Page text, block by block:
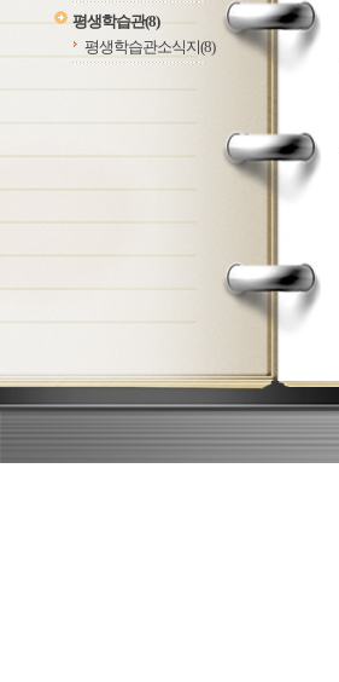
평생학습관(8)
평생학습관소식지(8)